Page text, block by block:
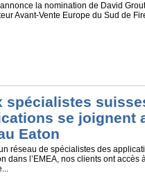
la nomination de David
Avant-Vente Europe du Sud de
spécialistes
se joignent
Eaton
réseau de spécialistes des
dans l’EMEA, nos clients ont accès